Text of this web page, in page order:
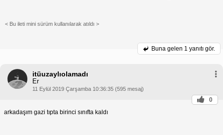
< Bu ileti mini sürüm kullanılarak atıldı >
Buna gelen 1 yanıtı gör.
itüuzaylıolamadı
Er
11 Eylül 2019 Çarşamba 10:36:35 (595 mesaj)
0
arkadaşım gazi tıpta birinci sınıfta kaldı